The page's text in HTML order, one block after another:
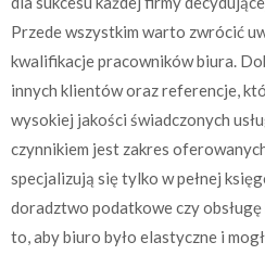
Przede wszystkim warto zwrócić
kwalifikacje pracowników biura.
innych klientów oraz referencje,
wysokiej jakości świadczonych
czynnikiem jest zakres
specjalizują się tylko w pełnej
doradztwo podatkowe czy
to, aby biuro było elastyczne i